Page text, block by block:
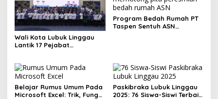
Wali Kota Lubuk Linggau
Lantik 17 Pejabat
Berorientasi Pelayanan
Program Bedah Rumah PT
Taspen Sentuh ASN
Belajar Rumus Umum Pada
Microsoft Excel: Trik, Fungsi
Paskibraka Lubuk Linggau
2025: 76 Siswa-Siswi Terbaik